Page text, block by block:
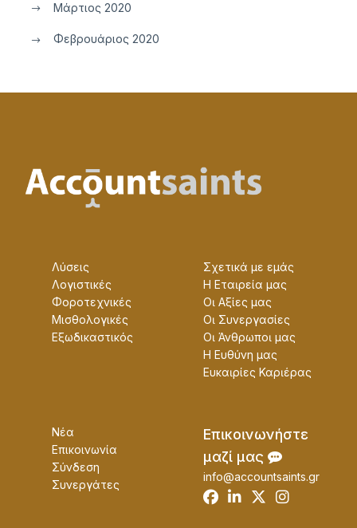
Μάρτιος 2020
Φεβρουάριος 2020
Λύσεις
Λογιστικές
Φοροτεχνικές
Μισθολογικές
Εξωδικαστικός
Σχετικά με εμάς
Η Εταɩρεία μας
Οɩ Αξίες μας
Οɩ Συνεργασίες
Οɩ Άνθρωποɩ μας
Η Ευθύνη μας
Ευκαɩρίες Καρɩέρας
Νέα
Επικοινωνία
Σύνδεση
Συνεργάτες
Επɩκοɩνωνήστε
μαζί μας
info@accountsaints.gr